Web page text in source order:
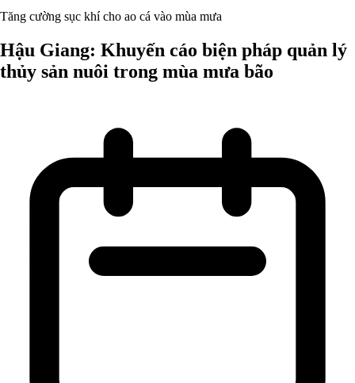
Tăng cường sục khí cho ao cá vào mùa mưa
Hậu Giang: Khuyến cáo biện pháp quản lý
thủy sản nuôi trong mùa mưa bão